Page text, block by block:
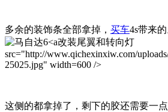
多余的装饰条全部拿掉， 买车4s带来
改装尾翼和转向灯
src="http://www.qichexinxiw.com/
25025.jpg" width=600 />
这侧的都拿掉了，剩下的胶还需要一